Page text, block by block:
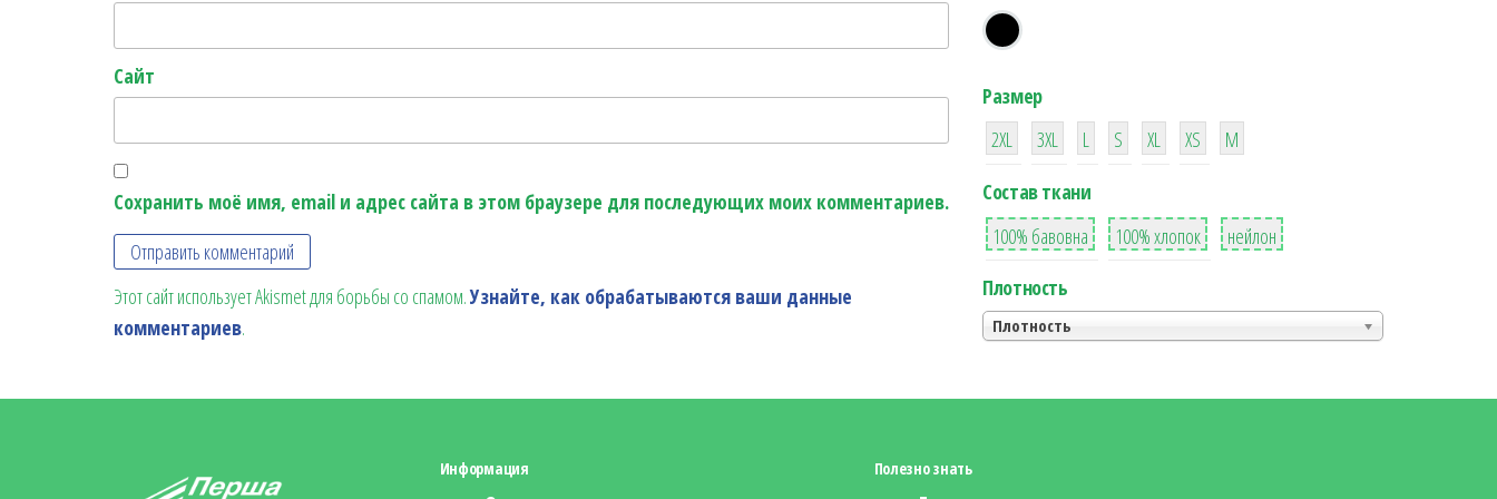
Сайт
Сохранить моё имя, email и адрес сайта в этом браузере для последующих моих комментариев.
Этот сайт использует Akismet для борьбы со спамом.Узнайте, как обрабатываются ваши данные
комментариев.
Размер
38
2XL
16
3XL
42
L
42
S
42
XL XS
М
Состав ткани
8
100% бавовна
36
100% хлопок
2
нейлон
Плотность
Плотность
Информация Полезно знать